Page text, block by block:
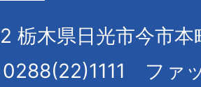
栃木県日光市今市本
ファ